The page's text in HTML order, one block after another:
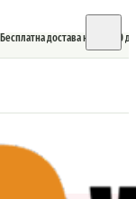
достава над 5.900